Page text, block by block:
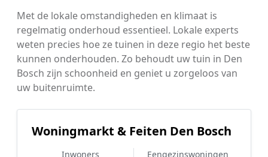
Met de lokale omstandigheden en klimaat is
regelmatig onderhoud essentieel. Lokale experts
weten precies hoe ze tuinen in deze regio het beste
kunnen onderhouden. Zo behoudt uw tuin in Den
Bosch zijn schoonheid en geniet u zorgeloos van
uw buitenruimte.
Woningmarkt & Feiten Den Bosch
Inwoners Eengezinswoningen